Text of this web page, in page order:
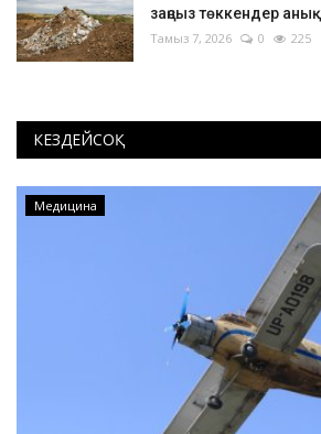
заңсыз төккендер
Тамыз 7, 2026 0 225
КЕЗДЕЙСОҚ
Медицина